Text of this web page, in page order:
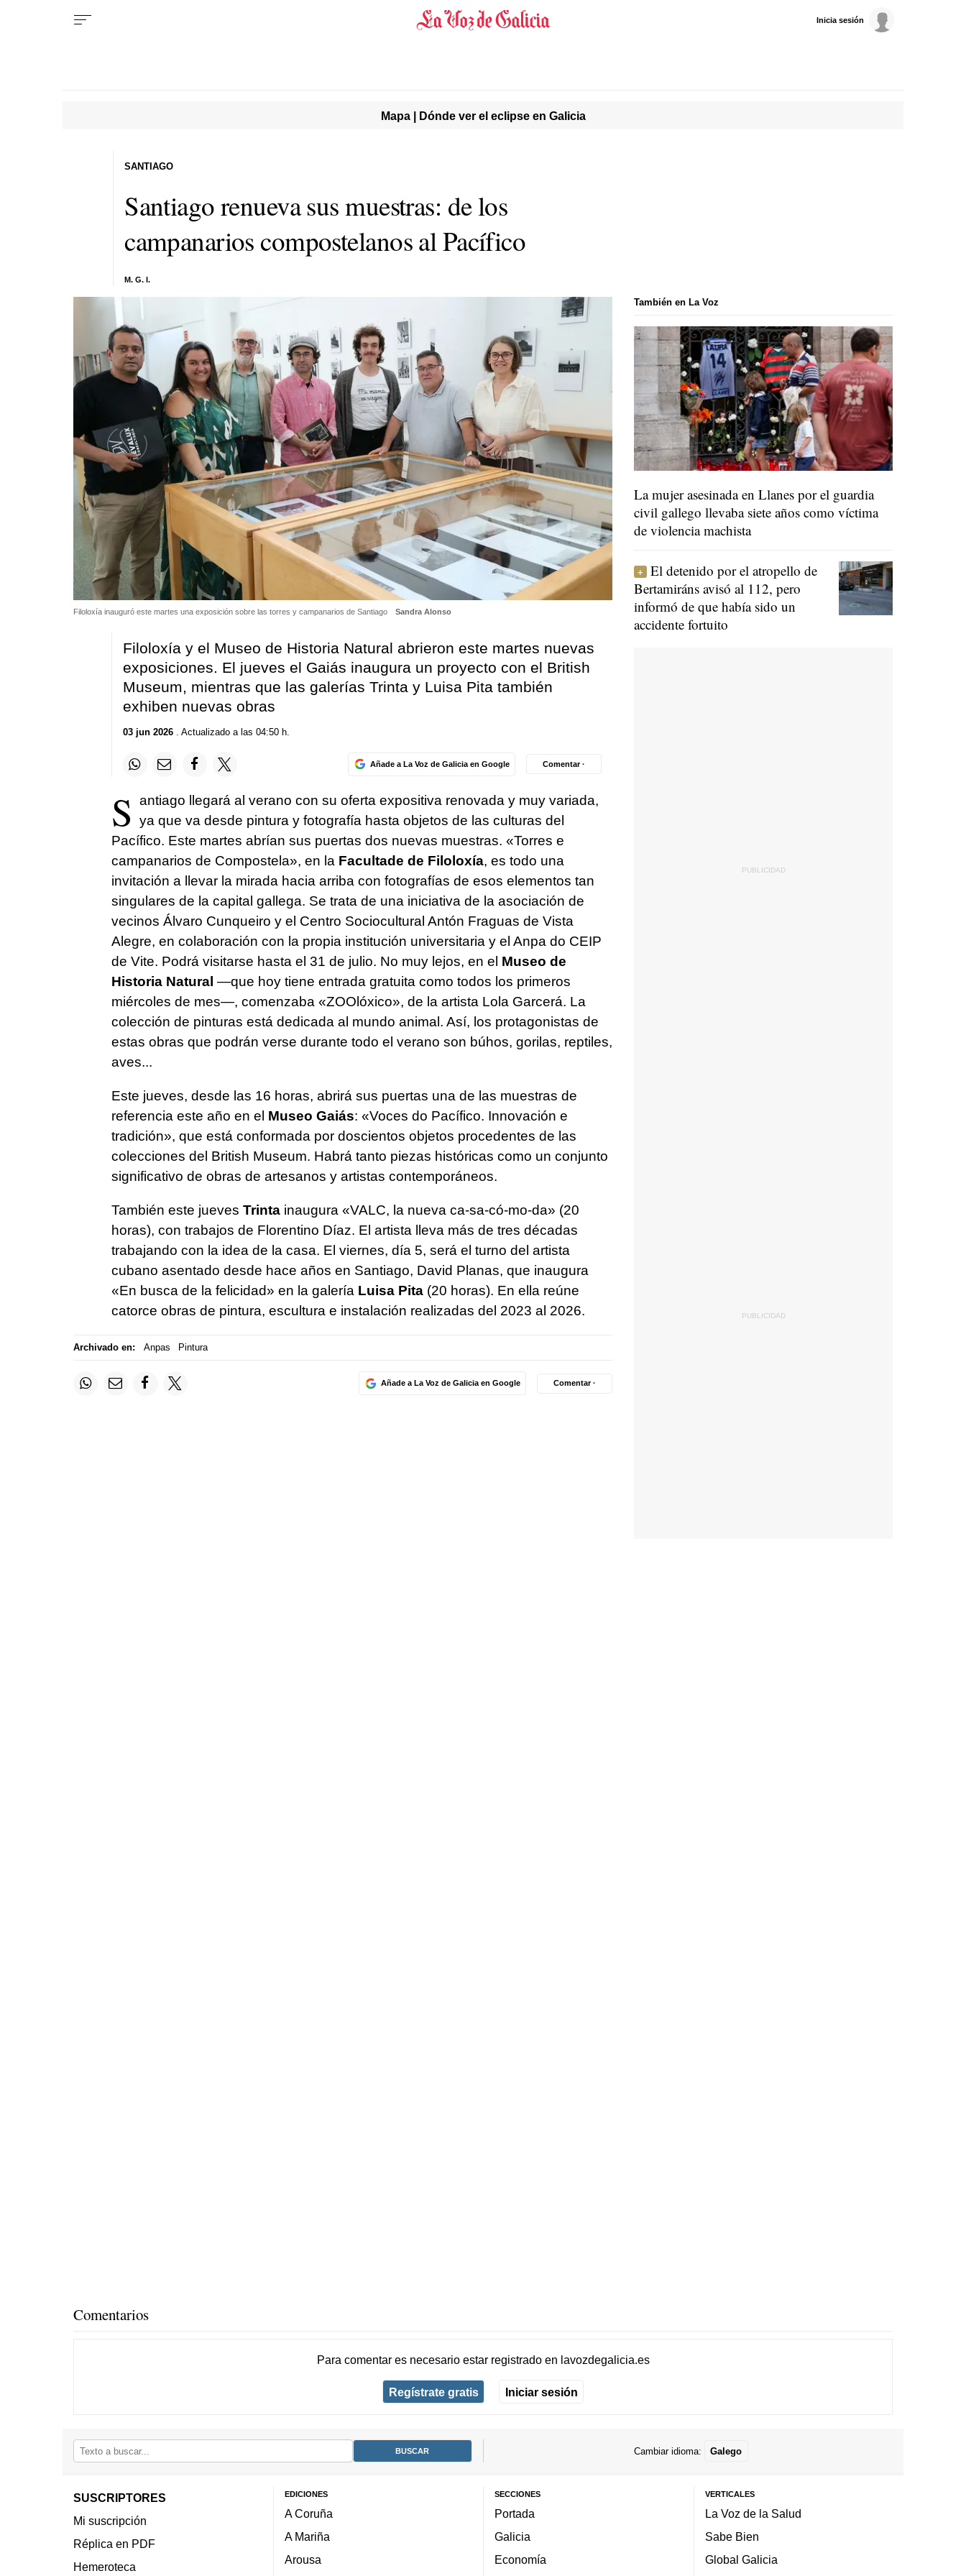
Inicia sesión
Mapa | Dónde ver el eclipse en Galicia
Santiago renueva sus muestras: de los
campanarios compostelanos al Pacífico
M. G. I.
SANTIAGO
Filoloxía inauguró este martes una exposición sobre las torres y campanarios de Santiago Sandra Alonso
Filoloxía y el Museo de Historia Natural abrieron este martes nuevas
exposiciones. El jueves el Gaiás inaugura un proyecto con el British
Museum, mientras que las galerías Trinta y Luisa Pita también
exhiben nuevas obras
03 jun 2026. Actualizado a las 04:50 h.
Añade a La Voz de Galicia en Google Comentar ·
S
antiago llegará al verano con su oferta expositiva renovada y muy variada,
ya que va desde pintura y fotografía hasta objetos de las culturas del
Pacífico. Este martes abrían sus puertas dos nuevas muestras. «Torres e
campanarios de Compostela», en la Facultade de Filoloxía, es todo una
invitación a llevar la mirada hacia arriba con fotografías de esos elementos tan
singulares de la capital gallega. Se trata de una iniciativa de la asociación de
vecinos Álvaro Cunqueiro y el Centro Sociocultural Antón Fraguas de Vista
Alegre, en colaboración con la propia institución universitaria y el Anpa do CEIP
de Vite. Podrá visitarse hasta el 31 de julio. No muy lejos, en el Museo de
Historia Natural —que hoy tiene entrada gratuita como todos los primeros
miércoles de mes—, comenzaba «ZOOlóxico», de la artista Lola Garcerá. La
colección de pinturas está dedicada al mundo animal. Así, los protagonistas de
estas obras que podrán verse durante todo el verano son búhos, gorilas, reptiles,
aves...
Este jueves, desde las 16 horas, abrirá sus puertas una de las muestras de
referencia este año en el Museo Gaiás: «Voces do Pacífico. Innovación e
tradición», que está conformada por doscientos objetos procedentes de las
colecciones del British Museum. Habrá tanto piezas históricas como un conjunto
significativo de obras de artesanos y artistas contemporáneos.
También este jueves Trintainaugura «VALC, la nueva ca-sa-có-mo-da» (20
horas), con trabajos de Florentino Díaz. El artista lleva más de tres décadas
trabajando con la idea de la casa. El viernes, día 5, será el turno del artista
cubano asentado desde hace años en Santiago, David Planas, que inaugura
«En busca de la felicidad» en la galería Luisa Pita(20 horas). En ella reúne
catorce obras de pintura, escultura e instalación realizadas del 2023 al 2026.
Archivado en: Anpas Pintura
Añade a La Voz de Galicia en Google Comentar ·
También en La Voz
La mujer asesinada en Llanes por el guardia
civil gallego llevaba siete años como víctima
de violencia machista
El detenido por el atropello de
Bertamiráns avisó al 112, pero
informó de que había sido un
accidente fortuito
Comentarios
Para comentar es necesario estar registradoen lavozdegalicia.es
Regístrate gratis Iniciar sesión
Cambiar idioma: Galego
SUSCRIPTORES
Mi suscripción
Réplica en PDF
Hemeroteca
EDICIONES
A Coruña
A Mariña
Arousa
SECCIONES
Portada
Galicia
Economía
VERTICALES
La Voz de la Salud
Sabe Bien
Global Galicia